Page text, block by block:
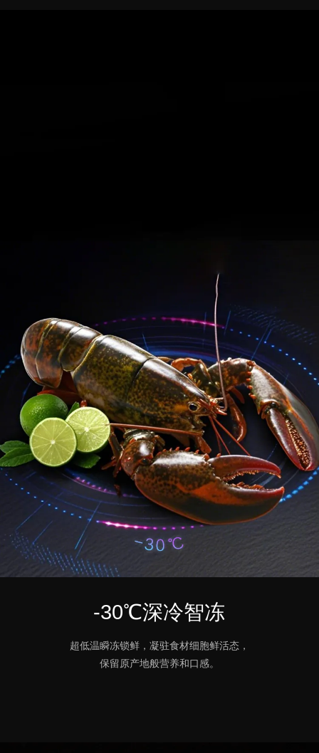
-30℃深冷智冻
超低温瞬冻锁鲜，凝驻食材细胞鲜活态，
保留原产地般营养和口感。